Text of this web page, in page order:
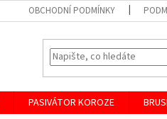
OBCHODNÍ PODMÍNKY
PASIVÁTOR KOROZE